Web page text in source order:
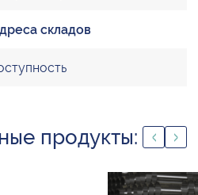
складов
продукты: